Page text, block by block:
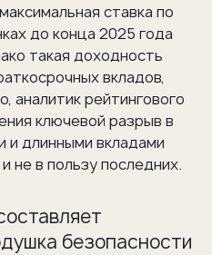
ставка по
до конца 2025 года
такая доходность
вкладов,
аналитик рейтингового
ключевой разрыв в
и длинными вкладами
не в пользу последних.
безопасности